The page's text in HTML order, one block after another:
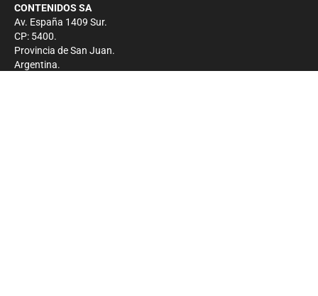
CONTENIDOS SA
Av. España 1409 Sur.
CP: 5400.
Provincia de San Juan.
Argentina.